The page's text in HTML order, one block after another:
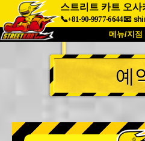
스트리트 카트 오사
📞+81-90-9977-6644📧
메뉴/지점
최상
소개 사양
회사 정보
예